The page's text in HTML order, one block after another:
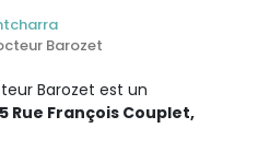
Barozet
Barozet est un
Rue François Couplet,